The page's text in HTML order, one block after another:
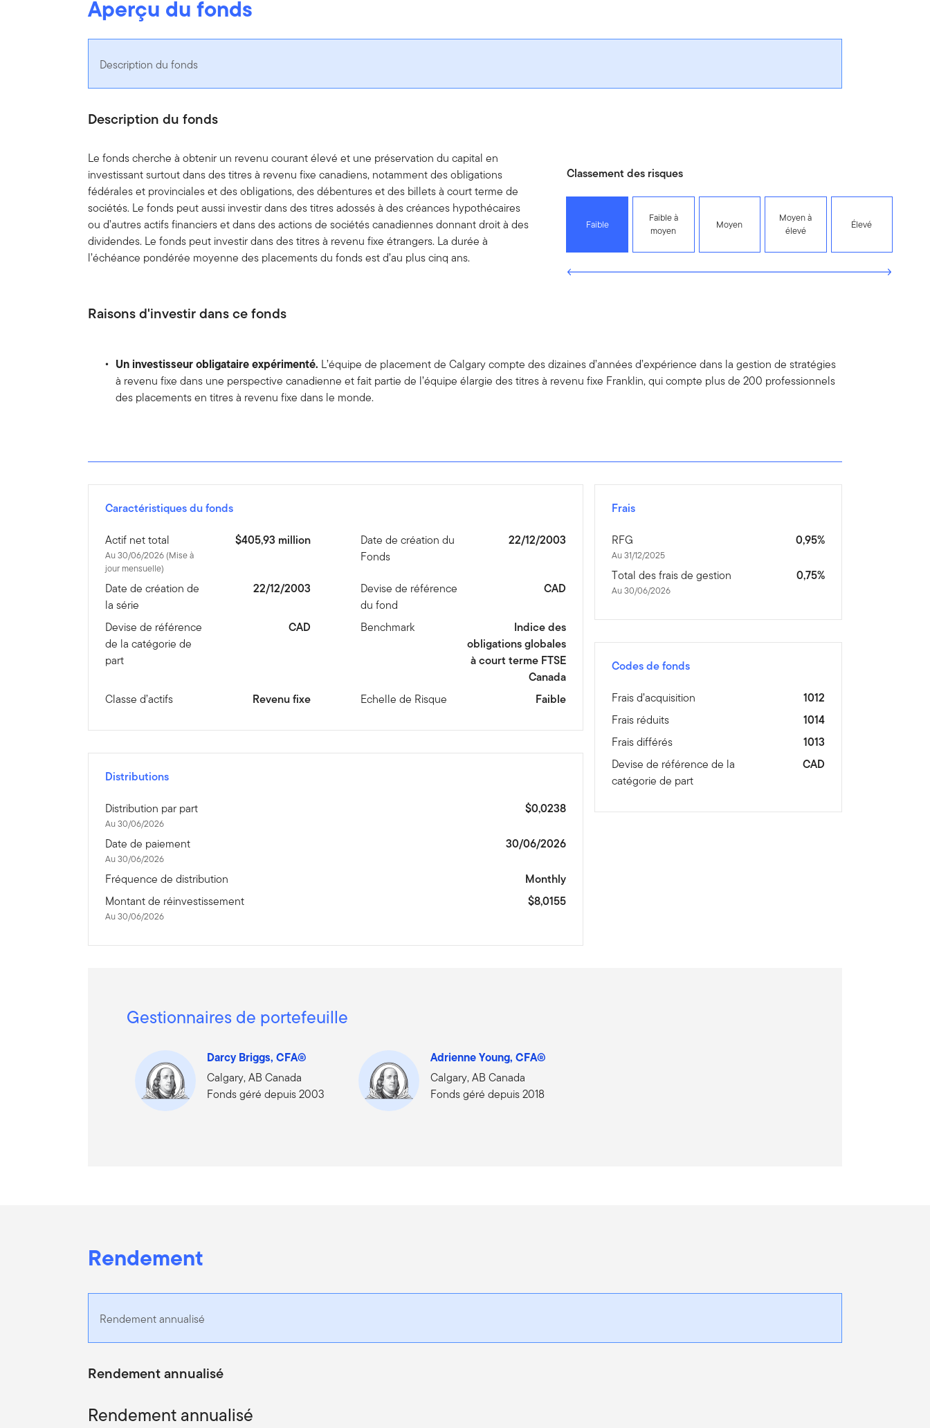
Aperçu du fonds
Description du fonds
Description du fonds
Le fonds cherche à obtenir un revenu courant élevé et une préservation du capital en
investissant surtout dans des titres à revenu fixe canadiens, notamment des obligations
fédérales et provinciales et des obligations, des débentures et des billets à court terme de
sociétés. Le fonds peut aussi investir dans des titres adossés à des créances hypothécaires
ou d’autres actifs financiers et dans des actions de sociétés canadiennes donnant droit à des
dividendes. Le fonds peut investir dans des titres à revenu fixe étrangers. La durée à
l’échéance pondérée moyenne des placements du fonds est d’au plus cinq ans.
Classement des risques
Faible
Faible à
moyen
Moyen
Moyen à
élevé
Élevé
Raisons d'investir dans ce fonds
Un investisseur obligataire expérimenté. L’équipe de placement de Calgary compte des dizaines d’années d’expérience dans la gestion de stratégies
à revenu fixe dans une perspective canadienne et fait partie de l’équipe élargie des titres à revenu fixe Franklin, qui compte plus de 200 professionnels
des placements en titres à revenu fixe dans le monde.
Caractéristiques du fonds
Actif net total
Au 30/06/2026 (Mise à
jour mensuelle)
$405,93 million
Date de création du
Fonds
22/12/2003
Date de création de
la série
22/12/2003
Devise de référence
du fond
CAD
Devise de référence
de la catégorie de
part
CAD Benchmark
Indice des
obligations globales
à court terme FTSE
Canada
Classe d’actifs
Revenu fixe Echelle de Risque Faible
Distributions
Distribution par part
Au 30/06/2026
$0,0238
Date de paiement
Au 30/06/2026
30/06/2026
Fréquence de distribution
Monthly
Montant de réinvestissement
Au 30/06/2026
$8,0155
Frais
RFG
Au 31/12/2025
0,95%
Total des frais de gestion
Au 30/06/2026
0,75%
Codes de fonds
Frais d’acquisition
1012
Frais réduits
1014
Frais différés
1013
Devise de référence de la
catégorie de part
CAD
Gestionnaires de portefeuille
Darcy Briggs, CFA®
Calgary, AB Canada
Fonds géré depuis 2003
Adrienne Young, CFA®
Calgary, AB Canada
Fonds géré depuis 2018
Rendement
Rendement annualisé
Rendement annualisé
Rendement annualisé